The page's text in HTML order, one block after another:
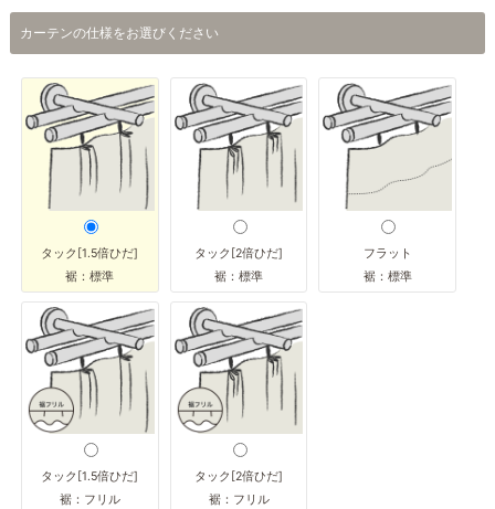
カーテンの仕様をお選びください
タック[1.5倍ひだ]
裾：標準
タック[2倍ひだ]
裾：標準
フラット
裾：標準
タック[1.5倍ひだ]
裾：フリル
タック[2倍ひだ]
裾：フリル